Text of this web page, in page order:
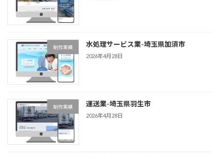
制作実績 水処理サービス業-埼玉県加須市
2026年4月28日
制作実績 運送業-埼玉県羽生市
2026年4月28日